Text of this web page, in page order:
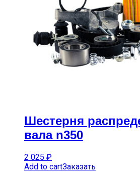
Шестерня
вала n350
2 025 ₽
Add to cartЗаказать